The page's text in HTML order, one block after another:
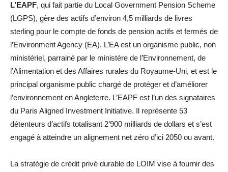
L’EAPF, qui fait partie du Local Government Pension Scheme
(LGPS), gère des actifs d’environ 4,5 milliards de livres
sterling pour le compte de fonds de pension actifs et fermés de
l’Environment Agency (EA). L’EA est un organisme public, non
ministériel, parrainé par le ministère de l’Environnement, de
l’Alimentation et des Affaires rurales du Royaume-Uni, et est le
principal organisme public chargé de protéger et d’améliorer
l’environnement en Angleterre. L’EAPF est l’un des signataires
du Paris Aligned Investment Initiative. Il représente 53
détenteurs d’actifs totalisant 2’900 milliards de dollars et s’est
engagé à atteindre un alignement net zéro d’ici 2050 ou avant.
La stratégie de crédit privé durable de LOIM vise à fournir des